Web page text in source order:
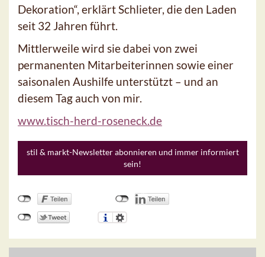
Dekoration“, erklärt Schlieter, die den Laden
seit 32 Jahren führt.
Mittlerweile wird sie dabei von zwei
permanenten Mitarbeiterinnen sowie einer
saisonalen Aushilfe unterstützt – und an
diesem Tag auch von mir.
www.tisch-herd-roseneck.de
stil & markt-Newsletter abonnieren und immer informiert
sein!